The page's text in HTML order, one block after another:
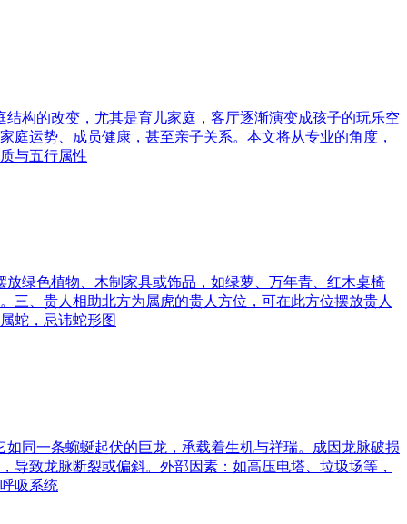
构的改变，尤其是育儿家庭，客厅逐渐演变成孩子的玩乐空
运势、成员健康，甚至亲子关系。本文将从专业的角度，
与五行属性
绿色植物、木制家具或饰品，如绿萝、万年青、红木桌椅
三、贵人相助北方为属虎的贵人方位，可在此方位摆放贵人
蛇，忌讳蛇形图
同一条蜿蜒起伏的巨龙，承载着生机与祥瑞。成因龙脉破损
致龙脉断裂或偏斜。外部因素：如高压电塔、垃圾场等，
吸系统